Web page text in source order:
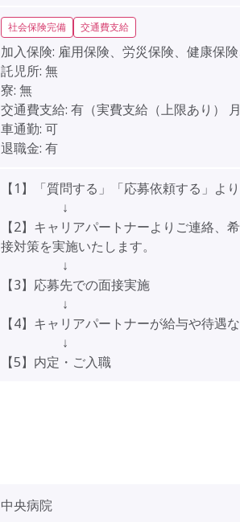
社会保険完備 交通費支給
加入保険: 雇用保険、労災保険、健康保
託児所: 無
寮: 無
交通費支給: 有（実費支給（上限あり）
車通勤: 可
退職金: 有
【1】「質問する」「応募依頼する」よ
↓
【2】キャリアパートナーよりご連絡、
接対策を実施いたします。
↓
【3】応募先での面接実施
↓
【4】キャリアパートナーが給与や待遇
↓
【5】内定・ご入職
中央病院